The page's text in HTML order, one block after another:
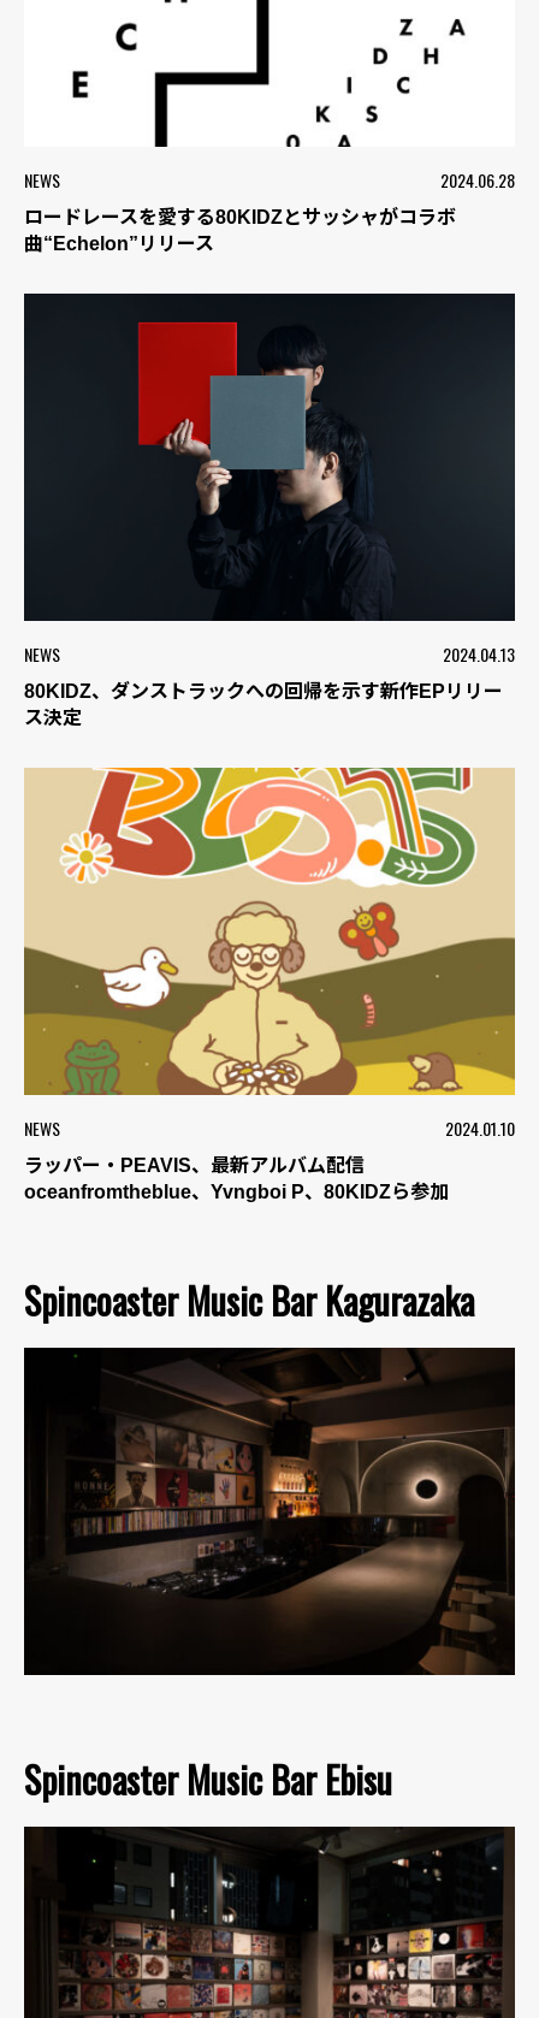
NEWS 2024.06.28
ロードレースを愛する80KIDZとサッシャがコラボ
曲“Echelon”リリース
NEWS 2024.04.13
80KIDZ、ダンストラックへの回帰を示す新作EPリリー
ス決定
NEWS 2024.01.10
ラッパー・PEAVIS、最新アルバム配信
oceanfromtheblue、Yvngboi P、80KIDZら参加
Spincoaster Music Bar Kagurazaka
Spincoaster Music Bar Ebisu